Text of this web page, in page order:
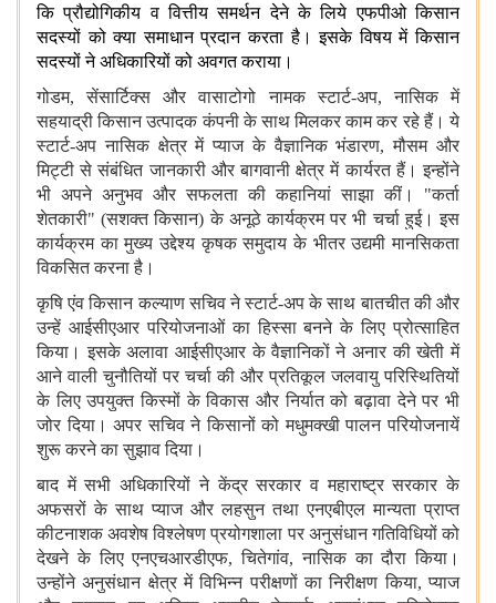
कि प्रौद्योगिकीय व वित्तीय समर्थन देने के लिये एफपीओ किसान
सदस्यों को क्या समाधान प्रदान करता है। इसके विषय में किसान
सदस्यों ने अधिकारियों को अवगत कराया।
गोडम, सेंसार्टिक्स और वासाटोगो नामक स्टार्ट-अप, नासिक में
सहयाद्री किसान उत्पादक कंपनी के साथ मिलकर काम कर रहे हैं। ये
स्टार्ट-अप नासिक क्षेत्र में प्याज के वैज्ञानिक भंडारण, मौसम और
मिट्टी से संबंधित जानकारी और बागवानी क्षेत्र में कार्यरत हैं। इन्होंने
भी अपने अनुभव और सफलता की कहानियां साझा कीं। "कर्ता
शेतकारी" (सशक्त किसान) के अनूठे कार्यक्रम पर भी चर्चा हुई। इस
कार्यक्रम का मुख्य उद्देश्य कृषक समुदाय के भीतर उद्यमी मानसिकता
विकसित करना है।
कृषि एंव किसान कल्याण सचिव ने स्टार्ट-अप के साथ बातचीत की और
उन्हें आईसीएआर परियोजनाओं का हिस्सा बनने के लिए प्रोत्साहित
किया। इसके अलावा आईसीएआर के वैज्ञानिकों ने अनार की खेती में
आने वाली चुनौतियों पर चर्चा की और प्रतिकूल जलवायु परिस्थितियों
के लिए उपयुक्त किस्मों के विकास और निर्यात को बढ़ावा देने पर भी
जोर दिया। अपर सचिव ने किसानों को मधुमक्खी पालन परियोजनायें
शुरू करने का सुझाव दिया।
बाद में सभी अधिकारियों ने केंद्र सरकार व महाराष्ट्र सरकार के
अफसरों के साथ प्याज और लहसुन तथा एनएबीएल मान्यता प्राप्त
कीटनाशक अवशेष विश्लेषण प्रयोगशाला पर अनुसंधान गतिविधियों को
देखने के लिए एनएचआरडीएफ, चितेगांव, नासिक का दौरा किया।
उन्होंने अनुसंधान क्षेत्र में विभिन्न परीक्षणों का निरीक्षण किया, प्याज